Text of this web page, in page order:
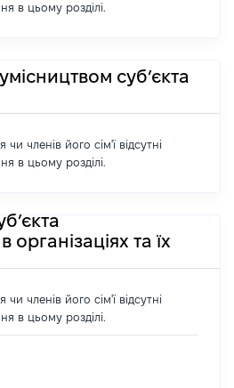
в цьому розділі.
суб’єкта
членів його сім'ї відсутні
в цьому розділі.
та їх
членів його сім'ї відсутні
в цьому розділі.